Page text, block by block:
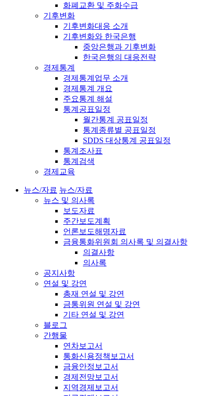
화폐교환 및 주화수급
기후변화
기후변화대응 소개
기후변화와 한국은행
중앙은행과 기후변화
한국은행의 대응전략
경제통계
경제통계업무 소개
경제통계 개요
주요통계 해설
통계공표일정
월간통계 공표일정
통계종류별 공표일정
SDDS 대상통계 공표일정
통계조사표
통계검색
경제교육
뉴스/자료 뉴스/자료
뉴스 및 의사록
보도자료
주간보도계획
언론보도해명자료
금융통화위원회 의사록 및 의결사항
의결사항
의사록
공지사항
연설 및 강연
총재 연설 및 강연
금통위원 연설 및 강연
기타 연설 및 강연
블로그
간행물
연차보고서
통화신용정책보고서
금융안정보고서
경제전망보고서
지역경제보고서